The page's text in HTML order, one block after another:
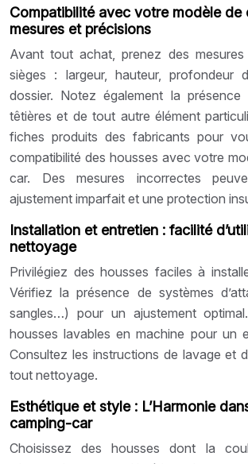
Compatibilité avec votre modèle de
mesures et précisions
Avant tout achat, prenez des
sièges : largeur, hauteur, profondeur
dossier. Notez également la présence
têtières et de tout autre élément
fiches produits des fabricants pour
compatibilité des housses avec votre
car. Des mesures incorrectes
ajustement imparfait et une protection
Installation et entretien : facilité
nettoyage
Privilégiez des housses faciles à
Vérifiez la présence de systèmes
sangles…) pour un ajustement
housses lavables en machine pour un
Consultez les instructions de lavage et
tout nettoyage.
Esthétique et style : L’Harmonie
camping-car
Choisissez des housses dont la